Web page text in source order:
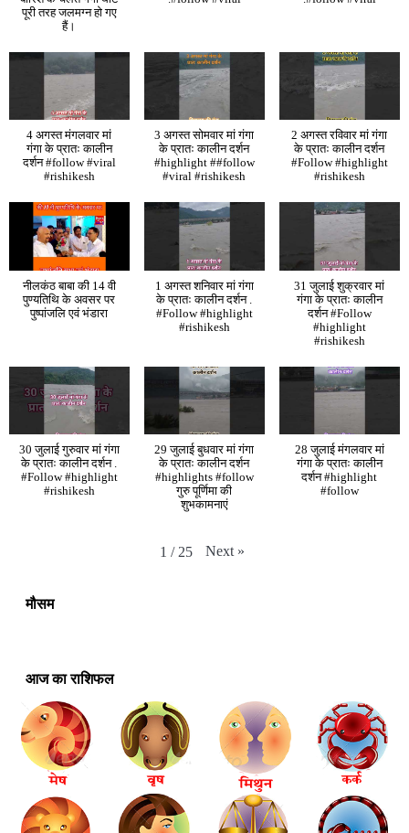
पूरी तरह जलमग्न हो गए
हैं।
4 अगस्त मंगलवार मां
गंगा के प्रातः कालीन
दर्शन #follow #viral
#rishikesh
3 अगस्त सोमवार मां गंगा
के प्रातः कालीन दर्शन
#highlight ##follow
#viral #rishikesh
2 अगस्त रविवार मां गंगा
के प्रातः कालीन दर्शन
#Follow #highlight
#rishikesh
नीलकंठ बाबा की 14 वी
पुण्यतिथि के अवसर पर
पुष्पांजलि एवं भंडारा
1 अगस्त शनिवार मां गंगा
के प्रातः कालीन दर्शन .
#Follow #highlight
#rishikesh
31 जुलाई शुक्रवार मां
गंगा के प्रातः कालीन
दर्शन #Follow
#highlight
#rishikesh
30 जुलाई गुरुवार मां गंगा
के प्रातः कालीन दर्शन .
#Follow #highlight
#rishikesh
29 जुलाई बुधवार मां गंगा
के प्रातः कालीन दर्शन
#highlights #follow
गुरु पूर्णिमा की
शुभकामनाएं
28 जुलाई मंगलवार मां
गंगा के प्रातः कालीन
दर्शन #highlight
#follow
1 / 25 Next »
मौसम
आज का राशिफल